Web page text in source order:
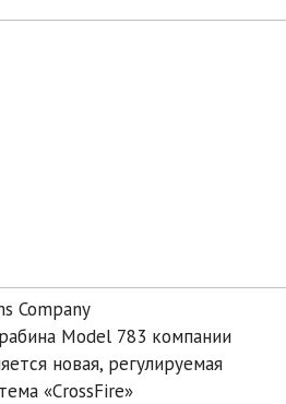
Company
Model 783 компании
новая, регулируемая
«CrossFire»